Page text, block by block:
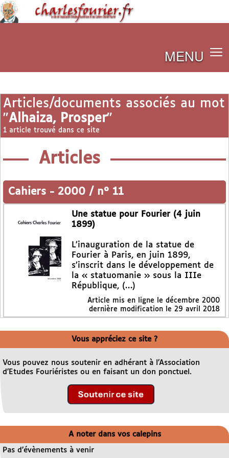
MENU
Articles/documents associés au mot
"Alhaiza, Prosper"
1 article trouvé dans ce site
Articles
Cahiers - 2000 / n° 11
Une statue pour Fourier (4 juin
1899)
L’inauguration de la statue de
Fourier à Paris, en juin 1899,
s’inscrit dans le développement de
la « statuomanie » sous la IIIe
République, (…)
Article mis en ligne le décembre 2000
dernière modification le 29 avril 2018
Vous appréciez ce site ?
Vous pouvez nous soutenir en adhérant à l’Association
d’Etudes Fouriéristes ou en faisant un don ponctuel.
A noter dans vos calepins
Pas d’évènements à venir